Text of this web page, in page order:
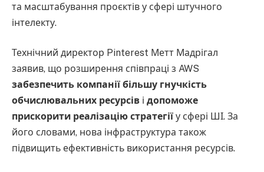
та масштабування проєктів у сфері штучного
інтелекту.
Технічний директор Pinterest Метт Мадрігал
заявив, що розширення співпраці з AWS
забезпечить компанії більшу гнучкість
обчислювальних ресурсів і допоможе
прискорити реалізацію стратегії у сфері ШІ. За
його словами, нова інфраструктура також
підвищить ефективність використання ресурсів.